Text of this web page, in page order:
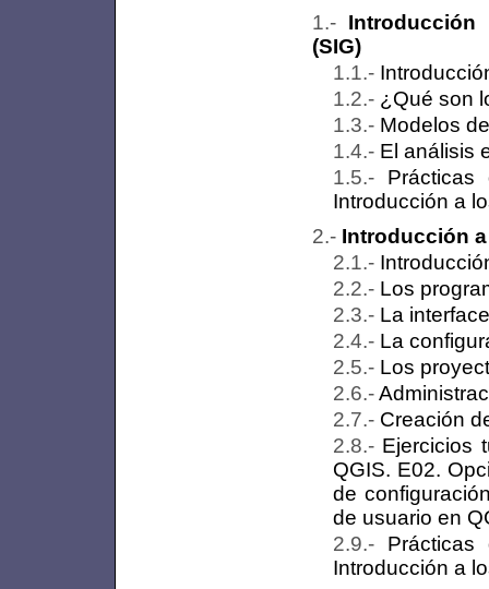
(SIG)
¿Qué son
Modelos
El análisis
Prácticas
Introducción a
Introducción a
Los
La
La
Los
Creación
Ejercicios
QGIS. E02.
de
de usuario en
Prácticas
Introducción a